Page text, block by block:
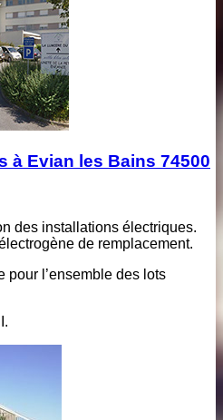
à Evian les Bains 74500
des installations électriques.
de remplacement.
pour l’ensemble des lots